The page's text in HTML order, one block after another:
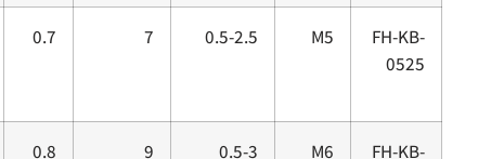
FH-KB-
0525
M5
0.5-2.5
7
0.7
FH-KB-
M6
0.5-3
9
0.8